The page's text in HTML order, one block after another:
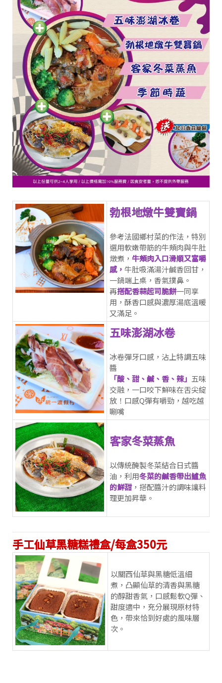
勃根地燉牛雙寶鍋
參考法國鄉村菜的作法，特別
選用軟嫩帶筋的牛頰肉與牛肚
燉煮， 牛頰肉入口滑順又富嚼
感， 牛肚吸滿湯汁鹹香回甘，
一鍋端上桌，香氣撲鼻。
再搭配香蒜起司脆餅一同享
用，酥香口感與濃厚湯底溫暖
又滿足。
五味澎湖冰卷
冰卷彈牙口感，沾上特調五味
醬
「酸、甜、鹹、香、辣」 五味
交融，一口咬下鮮味在舌尖綻
放！口感Q彈有嚼勁，越吃越
唰嘴
客家冬菜蒸魚
以傳統醃製冬菜結合日式醬
油，利用冬菜的鹹香帶出鱸魚
的鮮甜，搭配醬汁的調味讓料
理更加昇華。
手工仙草黑糖糕禮盒/每盒350元
以關西仙草與黑糖低溫細
煮，凸顯仙草的清香與黑糖
的醇甜香氣，口感鬆軟Q彈、
甜度適中，充分展現原材特
色，帶來恰到好處的風味層
次。